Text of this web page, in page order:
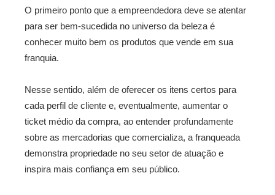
O primeiro ponto que a empreendedora deve se atentar
para ser bem-sucedida no universo da beleza é
conhecer muito bem os produtos que vende em sua
franquia.
Nesse sentido, além de oferecer os itens certos para
cada perfil de cliente e, eventualmente, aumentar o
ticket médio da compra, ao entender profundamente
sobre as mercadorias que comercializa, a franqueada
demonstra propriedade no seu setor de atuação e
inspira mais confiança em seu público.